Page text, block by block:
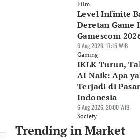
Film
Level Infinite
Deretan Game
Gamescom
6 Aug 2026, 17:15 WIB
Gaming
IKLK Turun,
AI Naik: Apa
Terjadi di
Indonesia
6 Aug 2026, 20:00 WIB
Society
Trending in Market